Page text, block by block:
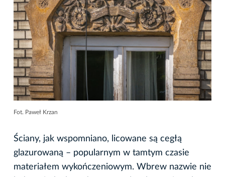
Fot. Paweł Krzan
Ściany, jak wspomniano, licowane są cegłą
glazurowaną – popularnym w tamtym czasie
materiałem wykończeniowym. Wbrew nazwie nie